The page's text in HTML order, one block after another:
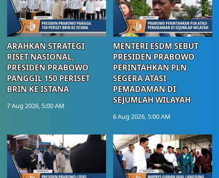
ARAHKAN STRATEGI
RISET NASIONAL,
PRESIDEN PRABOWO
PANGGIL 150 PERISET
BRIN KE ISTANA
7 Aug 2026, 5:00 AM
MENTERI ESDM SEBUT
PRESIDEN PRABOWO
PERINTAHKAN PLN
SEGERA ATASI
PEMADAMAN DI
SEJUMLAH WILAYAH
6 Aug 2026, 5:00 AM